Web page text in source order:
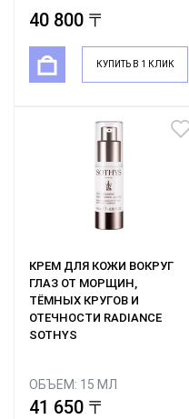
40 800 〒
КУПИТЬ В 1 КЛИК
КРЕМ ДЛЯ КОЖИ ВОКРУГ
ГЛАЗ ОТ МОРЩИН,
ТЁМНЫХ КРУГОВ И
ОТЕЧНОСТИ RADIANCE
SOTHYS
ОБЪЕМ: 15 МЛ
41 650 〒